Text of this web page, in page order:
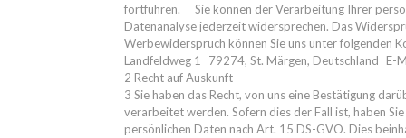
fortführen. Sie können der Verarbeitung Ihrer
Datenanalyse jederzeit widersprechen. Das
Werbewiderspruch können Sie uns unter
Landfeldweg 1 79274, St. Märgen, Deutschland E-
2 Recht auf Auskunft
3 Sie haben das Recht, von uns eine Bestätigung
verarbeitet werden. Sofern dies der Fall ist, haben
persönlichen Daten nach Art. 15 DS-GVO. Dies